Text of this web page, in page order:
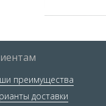
преимущества
доставки